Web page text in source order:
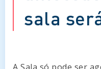
sala